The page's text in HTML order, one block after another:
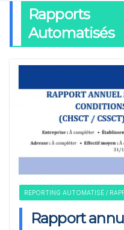
Rapports
Automatisés
REPORTING AUTOMATISÉ /
Rapport